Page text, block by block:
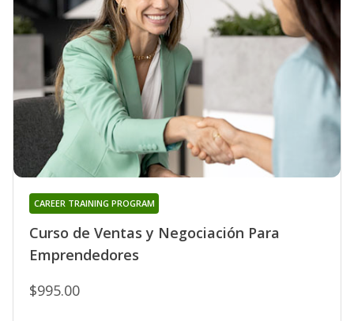
Curso de Ventas y Negociación Para
Emprendedores
CAREER TRAINING PROGRAM
$995.00